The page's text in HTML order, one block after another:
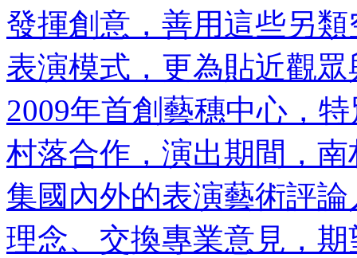
發揮創意，善用這些另
表演模式，更為貼近觀
2009年首創藝穗中心，
村落合作，演出期間，
集國內外的表演藝術評
理念、交換專業意見，